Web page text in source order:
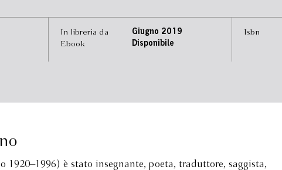
In libreria da
Ebook
Giugno 2019
Disponibile
Isbn
1920–1996) è stato insegnante, poeta, traduttore, saggista,